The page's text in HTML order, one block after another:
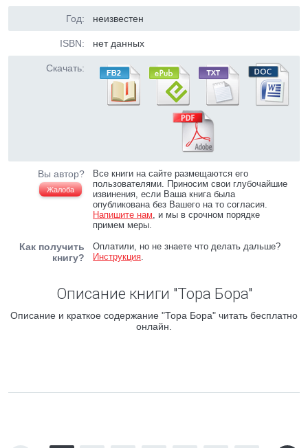
Год: неизвестен
ISBN: нет данных
Скачать:
Вы автор?
Жалоба
Все книги на сайте размещаются его
пользователями. Приносим свои глубочайшие
извинения, если Ваша книга была
опубликована без Вашего на то согласия.
Напишите нам, и мы в срочном порядке
примем меры.
Как получить
книгу?
Оплатили, но не знаете что делать дальше?
Инструкция.
Описание книги "Тора Бора"
Описание и краткое содержание "Тора Бора" читать бесплатно
онлайн.